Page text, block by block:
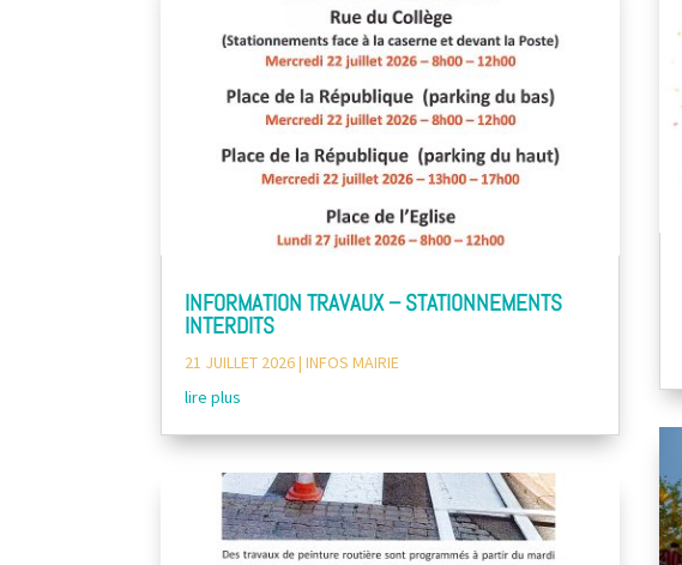
INFORMATION TRAVAUX – STATIONNEMENTS
INTERDITS
21 JUILLET 2026|INFOS MAIRIE
lire plus